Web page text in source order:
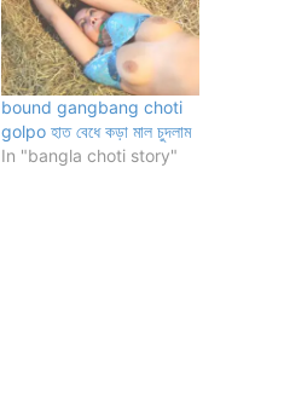
bound gangbang choti
golpo হাত বেধে কড়া মাল চুদলাম
In "bangla choti story"